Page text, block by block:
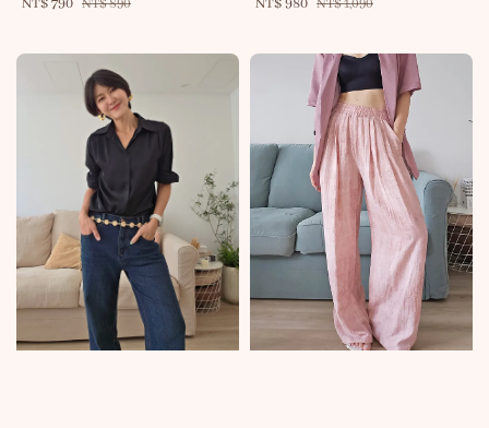
NT$ 890 NT$ 1,090